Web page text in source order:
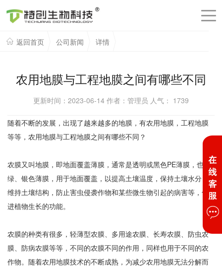
返回首页 公司新闻 详情
农用地膜与工程地膜之间有哪些不同
更新时间：2023-06-14 作者：管理员 人气： 1739
随着不断的发展，出现了越来越多的地膜，有农用地膜，工程地膜
等等，农用地膜与工程地膜之间有哪些不同？
农膜又叫地膜，即地面覆盖薄膜，通常是透明或黑色PE薄膜，也有
绿、银色薄膜，用于地面覆盖，以提高土壤温度，保持土壤水分，
维持土壤结构，防止害虫侵袭作物和某些微生物引起的病害等，促
进植物生长的功能。
农膜的种类有很多，轻薄型农膜、多用途农膜、长寿农膜、防虫农
膜、防病农膜等等，不同的农膜不同的作用，同样也用于不同的农
作物。随着农用地膜技术的不断成熟，为减少农用地膜无法分解而